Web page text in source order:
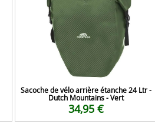
Sacoche de vélo arrière étanche 24 Ltr -
Dutch Mountains - Vert
34,95 €